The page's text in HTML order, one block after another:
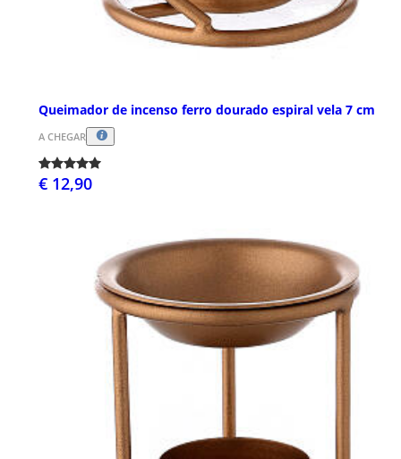
Queimador de incenso ferro dourado espiral vela 7 cm
A CHEGAR
€ 12,90